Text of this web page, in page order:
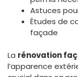
Astuces
Études de
façade
La rénovation
l’apparence